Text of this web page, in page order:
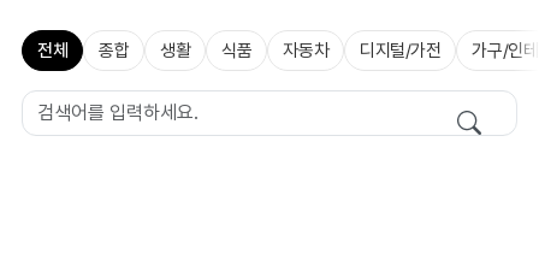
전체 종합 생활 식품 자동차 디지털/가전 가구/인